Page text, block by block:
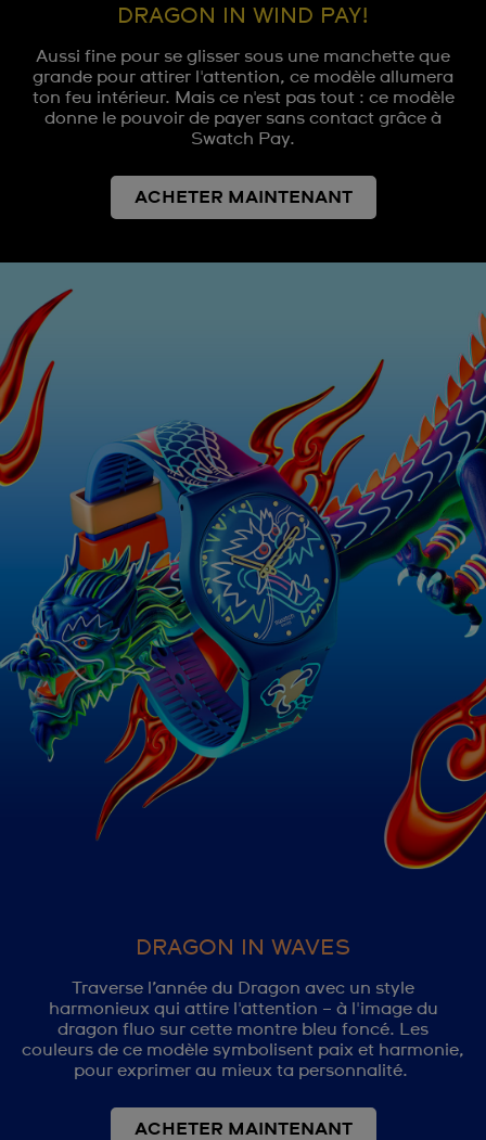
DRAGON IN WIND PAY!
Aussi fine pour se glisser sous une manchette que
grande pour attirer l'attention, ce modèle allumera
ton feu intérieur. Mais ce n'est pas tout : ce modèle
donne le pouvoir de payer sans contact grâce à
Swatch Pay.
ACHETER MAINTENANT
DRAGON IN WAVES
Traverse l’année du Dragon avec un style
harmonieux qui attire l'attention – à l'image du
dragon fluo sur cette montre bleu foncé. Les
couleurs de ce modèle symbolisent paix et harmonie,
pour exprimer au mieux ta personnalité.
ACHETER MAINTENANT